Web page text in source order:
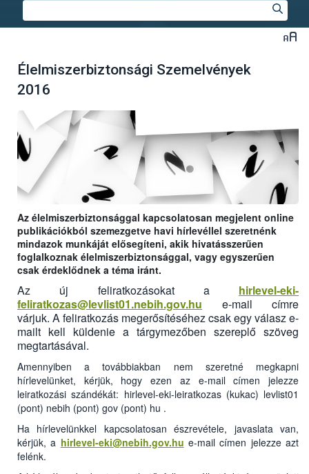
Élelmiszerbiztonsági Szemelvények
2016
Az élelmiszerbiztonsággal kapcsolatosan megjelent online
publikációkból szemezgetve havi hírlevéllel szeretnénk
mindazok munkáját elősegíteni, akik hivatásszerűen
foglalkoznak élelmiszerbiztonsággal, vagy egyszerűen
csak érdeklődnek a téma iránt.
Az új feliratkozásokat a hirlevel-eki-
feliratkozas@levlist01.nebih.gov.hu e-mail címre
várjuk. A feliratkozás megerősítéséhez csak egy válasz e-
mailt kell küldenie a tárgymezőben szereplő szöveg
megtartásával.
Amennyiben a továbbiakban nem szeretné megkapni
hírlevelünket, kérjük, hogy ezen az e-mail címen jelezze
leiratkozási szándékát: hirlevel-eki-leiratkozas (kukac) levlist01
(pont) nebih (pont) gov (pont) hu .
Ha hírlevelünkkel kapcsolatosan észrevétele, javaslata van,
kérjük, a hirlevel-eki@nebih.gov.hu e-mail címen jelezze azt
felénk.